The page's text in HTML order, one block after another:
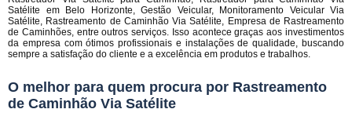
Satélite em Belo Horizonte, Gestão Veicular, Monitoramento Veicular Via
Satélite, Rastreamento de Caminhão Via Satélite, Empresa de Rastreamento
de Caminhões, entre outros serviços. Isso acontece graças aos investimentos
da empresa com ótimos profissionais e instalações de qualidade, buscando
sempre a satisfação do cliente e a excelência em produtos e trabalhos.
O melhor para quem procura por Rastreamento
de Caminhão Via Satélite